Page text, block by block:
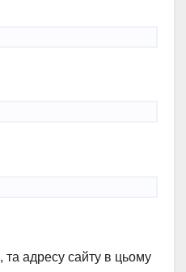
та адресу сайту в цьому